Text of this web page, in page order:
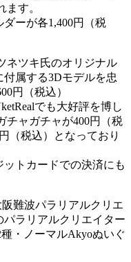
す。
ーが各1,400円（税
ネツキ氏のオリジナル
属する3Dモデルを忠
円（税込）
でも大好評を博し
チャガチャが400円（税
（税込）となっており
トカードでの決済にも
阪難波パラリアルクリエ
ラリアルクリエイター
・ノーマルAkyoぬいぐ